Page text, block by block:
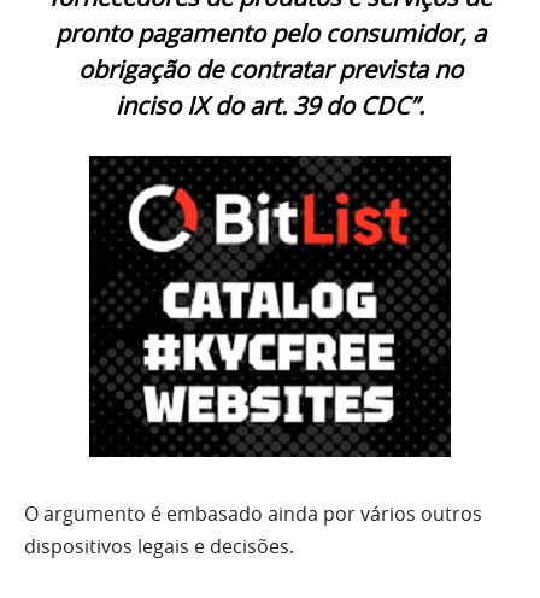
pronto pagamento pelo consumidor, a
obrigação de contratar prevista no
incisoIXdo art. 39doCDC”.
O argumento é embasado ainda por vários outros
dispositivos legais e decisões.